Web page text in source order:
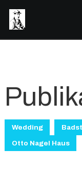
Wedding
Otto Nagel Haus